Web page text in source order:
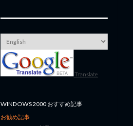
Translate
WINDOWS 2000 おすすめ記事
お勧め記事